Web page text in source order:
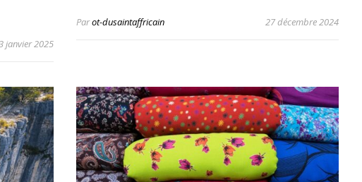
janvier 2025
Parot-dusaintaffricain 27 décembre 2024